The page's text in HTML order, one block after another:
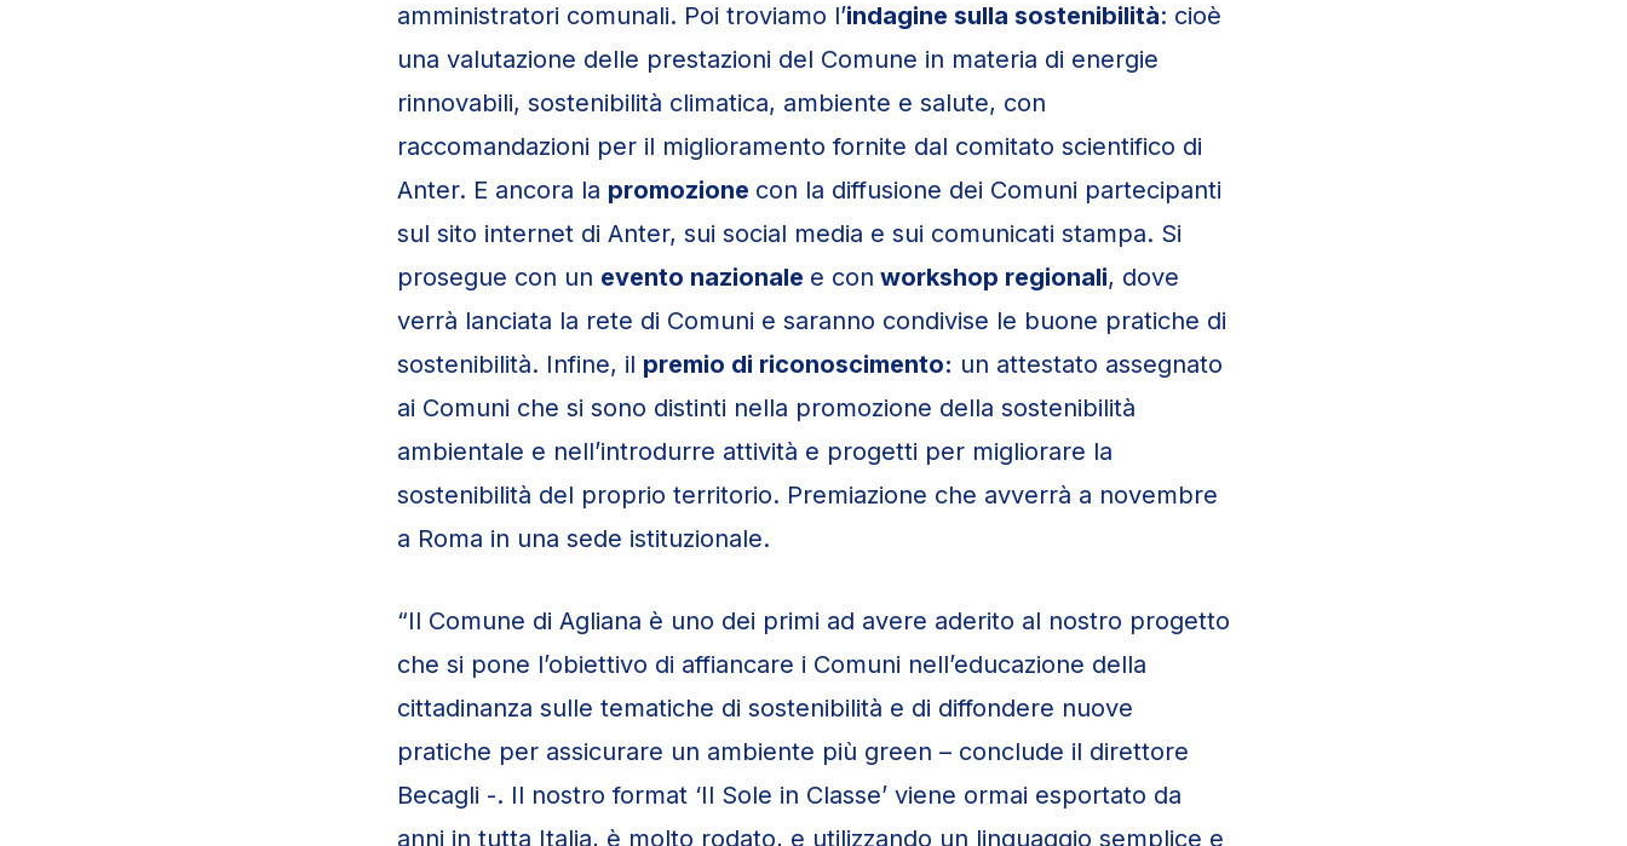
amministratori comunali. Poi troviamo l’indagine sulla sostenibilità: cioè
una valutazione delle prestazioni del Comune in materia di energie
rinnovabili, sostenibilità climatica, ambiente e salute, con
raccomandazioni per il miglioramento fornite dal comitato scientifico di
Anter. E ancora la promozione con la diffusione dei Comuni partecipanti
sul sito internet di Anter, sui social media e sui comunicati stampa. Si
prosegue con un evento nazionale e con workshop regionali, dove
verrà lanciata la rete di Comuni e saranno condivise le buone pratiche di
sostenibilità. Infine, il premio di riconoscimento: un attestato assegnato
ai Comuni che si sono distinti nella promozione della sostenibilità
ambientale e nell’introdurre attività e progetti per migliorare la
sostenibilità del proprio territorio. Premiazione che avverrà a novembre
a Roma in una sede istituzionale.
“Il Comune di Agliana è uno dei primi ad avere aderito al nostro progetto
che si pone l’obiettivo di affiancare i Comuni nell’educazione della
cittadinanza sulle tematiche di sostenibilità e di diffondere nuove
pratiche per assicurare un ambiente più green – conclude il direttore
Becagli -. Il nostro format ‘Il Sole in Classe’ viene ormai esportato da
anni in tutta Italia, è molto rodato, e utilizzando un linguaggio semplice e